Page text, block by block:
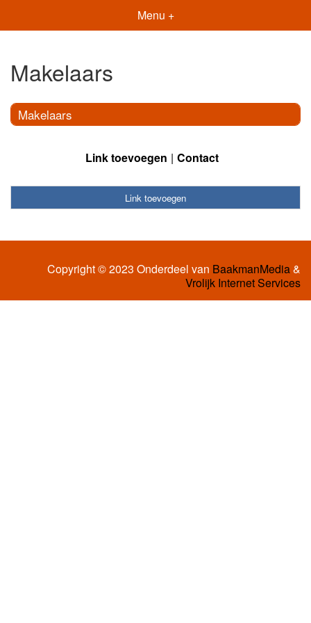
Menu +
Makelaars
Makelaars
Link toevoegen Contact
Link toevoegen
Copyright © 2023 Onderdeel van BaakmanMedia&
Vrolijk Internet Services